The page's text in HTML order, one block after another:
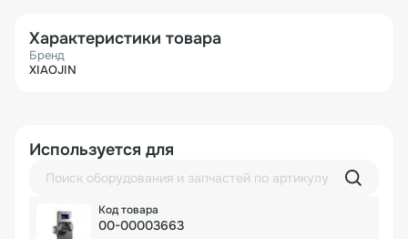
Характеристики товара
Бренд
XIAOJIN
Используется для
00-00003663